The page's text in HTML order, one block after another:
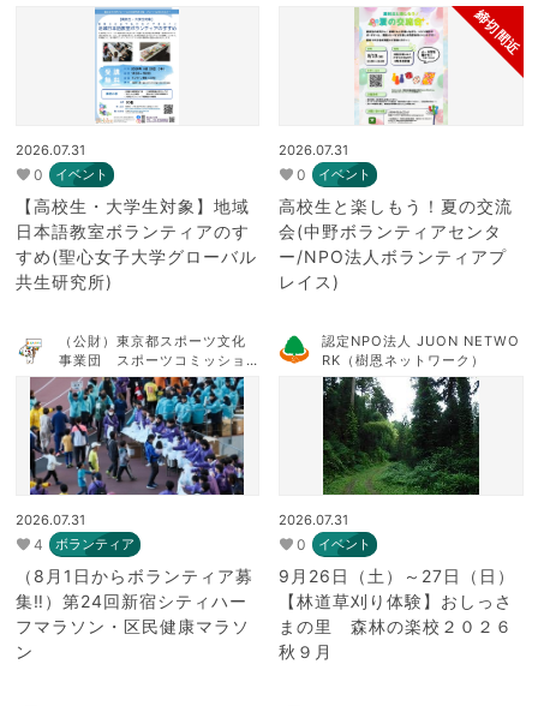
2026.07.31
0 イベント
【高校生・大学生対象】地域
日本語教室ボランティアのす
すめ(聖心女子大学グローバル
共生研究所)
締切間近
2026.07.31
0 イベント
高校生と楽しもう！夏の交流
会(中野ボランティアセンタ
ー/NPO法人ボランティアプ
レイス)
（公財）東京都スポーツ文化
事業団 スポーツコミッショ
ンTOKYO
2026.07.31
4 ボランティア
（8月1日からボランティア募
集‼）第24回新宿シティハー
フマラソン・区民健康マラソ
ン
認定NPO法人 JUON NETWO
RK（樹恩ネットワーク）
2026.07.31
0 イベント
9月26日（土）～27日（日）
【林道草刈り体験】おしっさ
まの里 森林の楽校２０２６
秋９月